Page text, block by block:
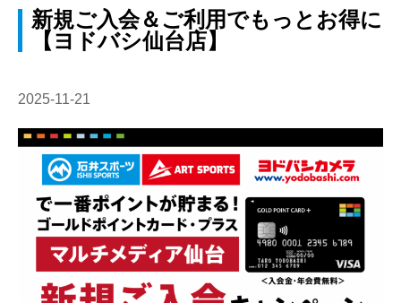
新規ご入会＆ご利用でもっとお得に
【ヨドバシ仙台店】
2025-11-21